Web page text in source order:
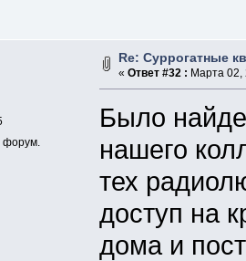
форум.
Re: Суррогатные
«Ответ #32 : Марта 02,
Было
нашего
тех
доступ на
дома и